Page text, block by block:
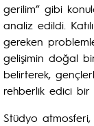
gerilim” gibi
analiz edildi.
gereken
gelişimin doğal
belirterek,
rehberlik edici bir
Stüdyo